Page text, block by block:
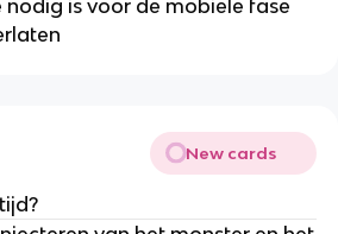
is voor de mobiele fase
New cards